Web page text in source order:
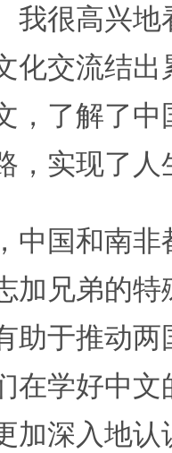
我很高兴
化交流结
，了解了
，实现了人
国和南非
加兄弟的
助于推动
在学好中
加深入地